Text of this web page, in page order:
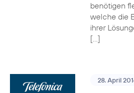
benötigen
welche die
ihrer
[…]
28. April